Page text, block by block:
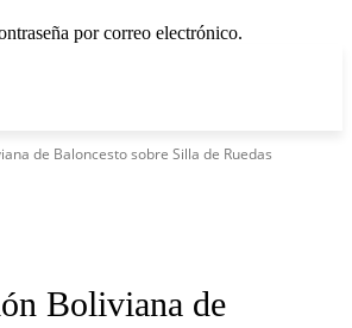
por correo electrónico.
de Baloncesto sobre Silla de Ruedas
Boliviana de